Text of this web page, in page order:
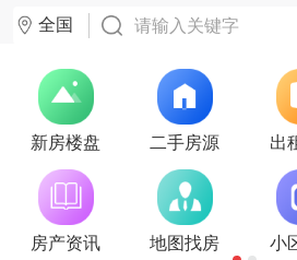
全国
新房楼盘 二手房源 出
房产资讯 地图找房 小
中寰·熙樾,成都中寰·熙
中车共享城,成都中车共